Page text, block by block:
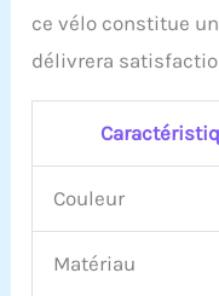
ce vélo constitue
délivrera
Couleur
Matériau